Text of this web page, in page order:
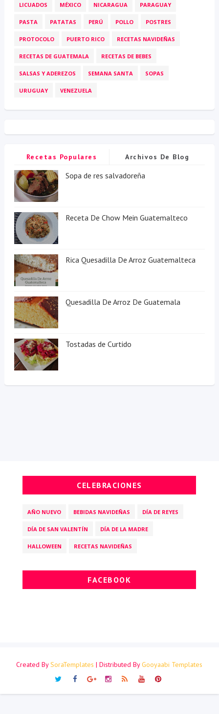
LICUADOS MÉXICO NICARAGUA PARAGUAY
PASTA PATATAS PERÚ POLLO POSTRES
PROTOCOLO PUERTO RICO RECETAS NAVIDEÑAS
RECETAS DE GUATEMALA RECETAS DE BEBES
SALSAS Y ADEREZOS SEMANA SANTA SOPAS
URUGUAY VENEZUELA
Recetas Populares Archivos De Blog
Sopa de res salvadoreña
Receta De Chow Mein Guatemalteco
Rica Quesadilla De Arroz Guatemalteca
Quesadilla De Arroz De Guatemala
Tostadas de Curtido
CELEBRACIONES
AÑO NUEVO BEBIDAS NAVIDEÑAS DÍA DE REYES
DÍA DE SAN VALENTÍN DÍA DE LA MADRE
HALLOWEEN RECETAS NAVIDEÑAS
FACEBOOK
Created BySoraTemplates | Distributed ByGooyaabi Templates